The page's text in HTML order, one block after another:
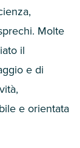
Molte
il
e di
e orientata